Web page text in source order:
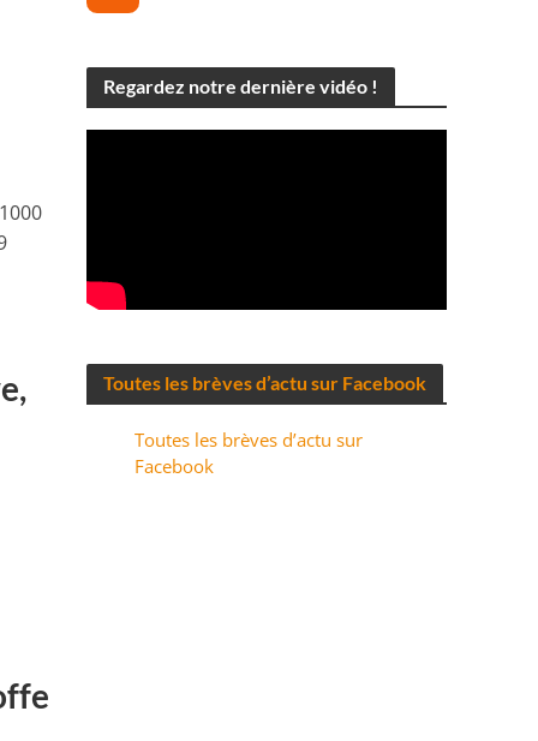
Regardez notre dernière vidéo !
Toutes les brèves d’actu sur Facebook
Toutes les brèves d’actu sur
Facebook